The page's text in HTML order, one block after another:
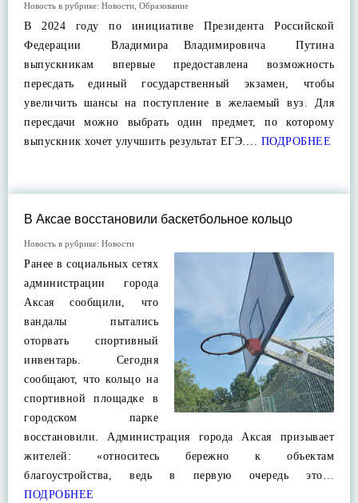
Новость в рубрике: Новости Образование
В 2024 году по инициативе Президента Российской
Федерации Владимира Владимировича Путина
выпускникам впервые предоставлена возможность
пересдать единый государственный экзамен, чтобы
увеличить шансы на поступление в желаемый вуз. Для
пересдачи можно выбрать один предмет, по которому
выпускник хочет улучшить результат ЕГЭ…. ПОДРОБНЕЕ
В Аксае восстановили баскетбольное кольцо
Новость в рубрике: Новости
Ранее в социальных сетях
администрации города
Аксая сообщили, что
вандалы пытались
оторвать спортивный
инвентарь. Сегодня
сообщают, что кольцо на
спортивной площадке в
городском парке
восстановили. Администрация города Аксая призывает
жителей: «относитесь бережно к объектам
благоустройства, ведь в первую очередь это…
ПОДРОБНЕЕ